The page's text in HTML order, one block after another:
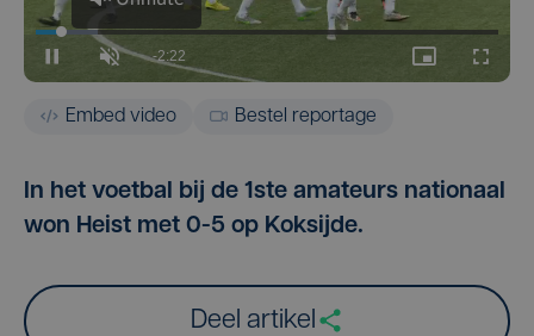
Embed video Bestel reportage
In het voetbal bij de 1ste amateurs nationaal
won Heist met 0-5 op Koksijde.
Deel artikel